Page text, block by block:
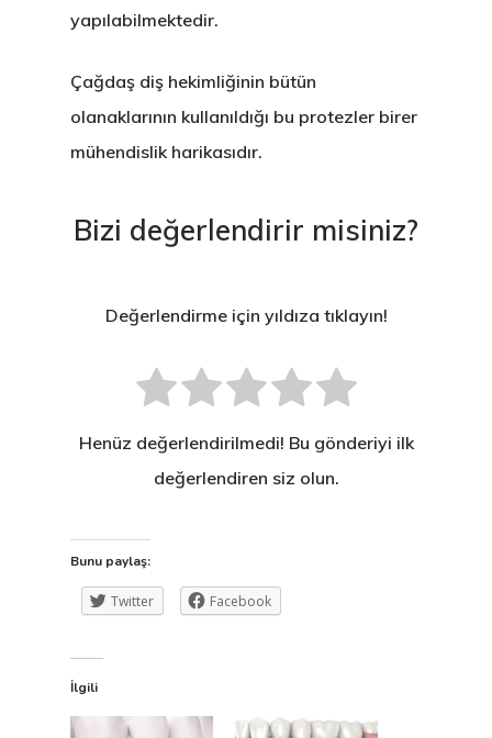
yapılabilmektedir.
Çağdaş diş hekimliğinin bütün
olanaklarının kullanıldığı bu protezler birer
mühendislik harikasıdır.
Bizi değerlendirir misiniz?
Değerlendirme için yıldıza tıklayın!
Henüz değerlendirilmedi! Bu gönderiyi ilk
değerlendiren siz olun.
Bunu paylaş:
Twitter Facebook
İlgili